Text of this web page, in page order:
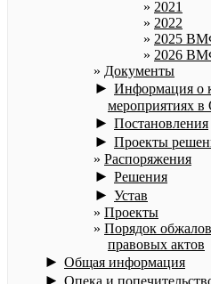
2021
2022
2025
2026
Документы
► Информация о
мероприятиях
► Постановления
► Проекты
Распоряжения
► Решения
► Устав
Проекты
Порядок
правовых актов
► Общая информация
► Опека и